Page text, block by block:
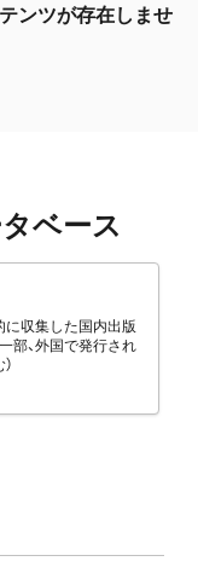
ンツが存在しませ
ベース
に収集した国内出版
部、外国で発行され